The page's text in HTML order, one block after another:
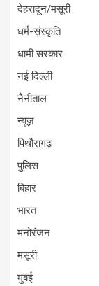
देहरादून/मसूरी
धर्म-संस्कृति
धामी सरकार
नई दिल्ली
नैनीताल
न्यूज़
पिथौरागढ़
पुलिस
बिहार
भारत
मनोरंजन
मसूरी
मुंबई